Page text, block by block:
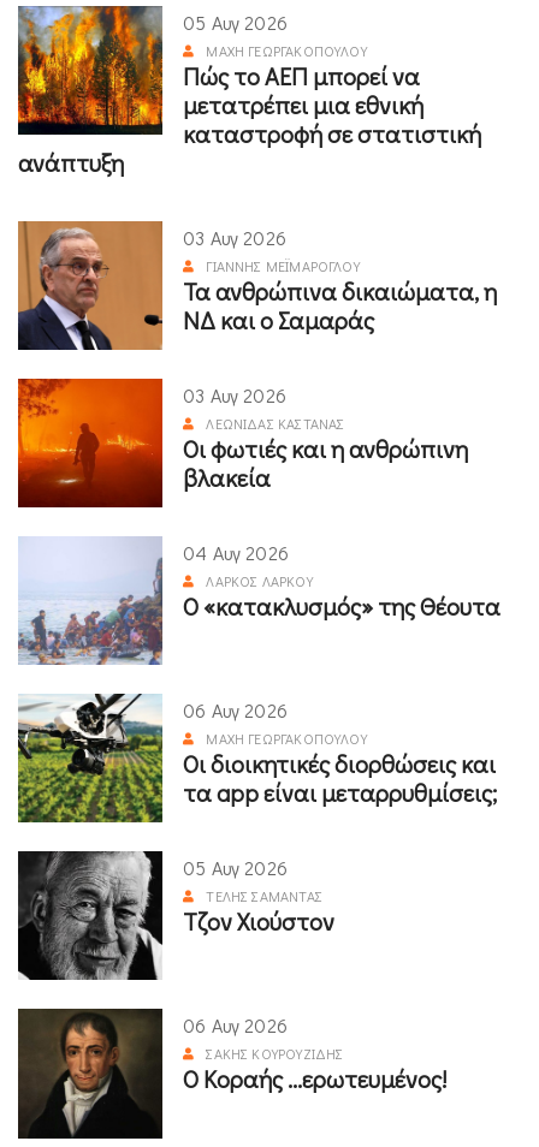
05 Αυγ 2026
ΜΆΧΗ ΓΕΩΡΓΑΚΟΠΟΎΛΟΥ
Πώς το ΑΕΠ μπορεί να
μετατρέπει μια εθνική
καταστροφή σε στατιστική
ανάπτυξη
03 Αυγ 2026
ΓΙΆΝΝΗΣ ΜΕΪΜΆΡΟΓΛΟΥ
Τα ανθρώπινα δικαιώματα, η
ΝΔ και ο Σαμαράς
03 Αυγ 2026
ΛΕΩΝΊΔΑΣ ΚΑΣΤΑΝΆΣ
Οι φωτιές και η ανθρώπινη
βλακεία
04 Αυγ 2026
ΛΆΡΚΟΣ ΛΆΡΚΟΥ
Ο «κατακλυσμός» της Θέουτα
06 Αυγ 2026
ΜΆΧΗ ΓΕΩΡΓΑΚΟΠΟΎΛΟΥ
Οι διοικητικές διορθώσεις και
τα app είναι μεταρρυθμίσεις;
05 Αυγ 2026
ΤΈΛΗΣ ΣΑΜΑΝΤΆΣ
Τζον Χιούστον
06 Αυγ 2026
ΣΆΚΗΣ ΚΟΥΡΟΥΖΊΔΗΣ
Ο Κοραής ...ερωτευμένος!